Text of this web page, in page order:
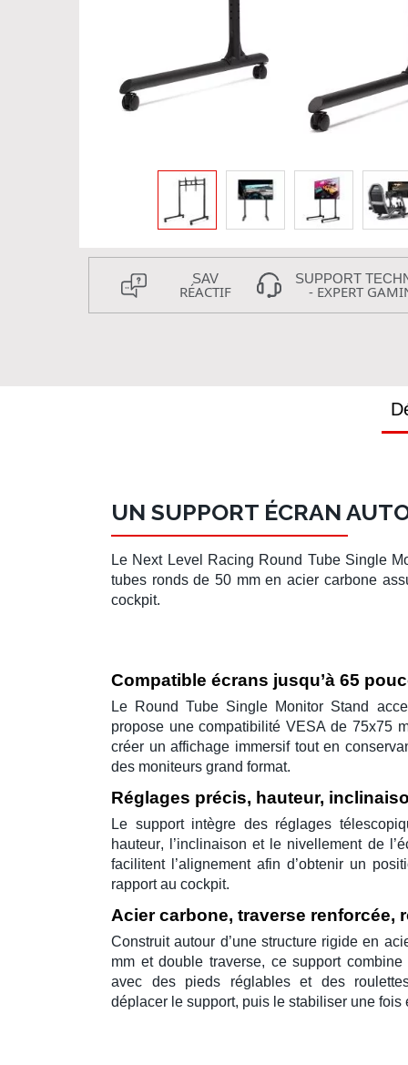
SAV
RÉACTIF
SUPPORT
- EXPERT
UN SUPPORT ÉCRAN
Le Next Level Racing Round Tube Single
tubes ronds de50 mmenacier carbone
cockpit.
Compatible écrans jusqu’à 65
Le Round Tube Single Monitor Stand
propose une compatibilité VESA de 75x75
créer un affichage immersif tout en
des moniteurs grand format.
Réglages précis, hauteur,
Le support intègre des réglages
hauteur, l’inclinaison et le nivellementde
facilitent l’alignement afin d’obtenir un
rapport au cockpit.
Acier carbone, traverse renforcée,
Construit autour d’une structure rigide en
mm etdouble traverse, ce support
avec des pieds réglableset des
déplacer le support, puis le stabiliser une fois